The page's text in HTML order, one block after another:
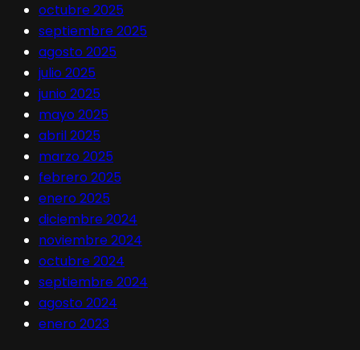
octubre 2025
septiembre 2025
agosto 2025
julio 2025
junio 2025
mayo 2025
abril 2025
marzo 2025
febrero 2025
enero 2025
diciembre 2024
noviembre 2024
octubre 2024
septiembre 2024
agosto 2024
enero 2023